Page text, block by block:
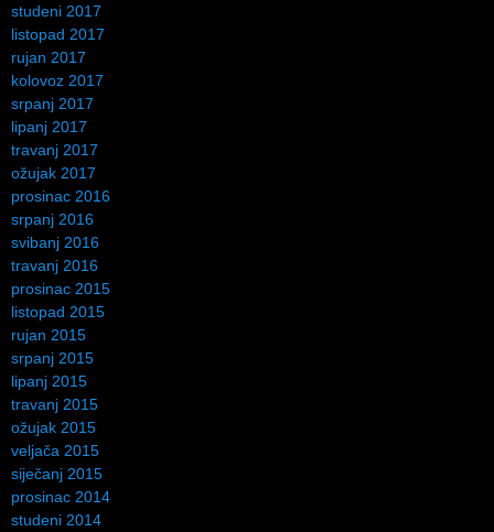
studeni 2017
listopad 2017
rujan 2017
kolovoz 2017
srpanj 2017
lipanj 2017
travanj 2017
ožujak 2017
prosinac 2016
srpanj 2016
svibanj 2016
travanj 2016
prosinac 2015
listopad 2015
rujan 2015
srpanj 2015
lipanj 2015
travanj 2015
ožujak 2015
veljača 2015
siječanj 2015
prosinac 2014
studeni 2014